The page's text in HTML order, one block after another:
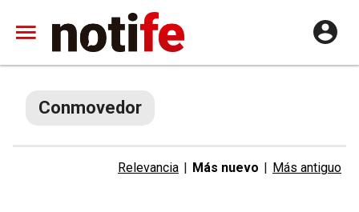
Conmovedor
Relevancia | Más nuevo | Más antiguo